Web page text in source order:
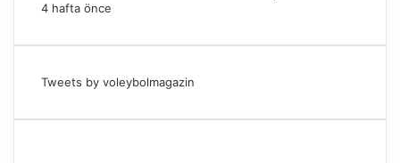
4 hafta önce
Tweets by voleybolmagazin